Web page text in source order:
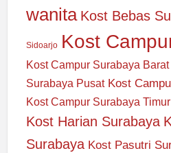
wanita Kost Bebas
Sidoarjo Kost
Kost Campur Surabaya Barat
Surabaya Pusat Kost
Kost Campur Surabaya Timur
Kost Harian Surabaya
Surabaya Kost Pasutri